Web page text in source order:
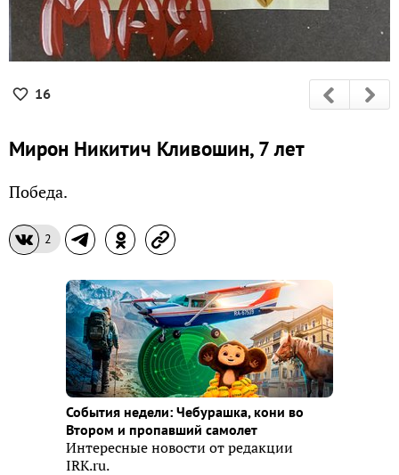
16
Мирон Никитич Кливошин, 7 лет
Победа.
2
События недели: Чебурашка, кони во
Втором и пропавший самолет
Интересные новости от редакции
IRK.ru.